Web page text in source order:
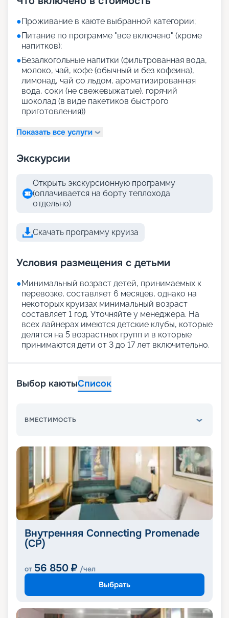
●Проживание в каюте выбранной категории;
●Питание по программе "все включено" (кроме
напитков);
●Безалкогольные напитки (фильтрованная вода,
молоко, чай, кофе (обычный и без кофеина),
лимонад, чай со льдом, ароматизированная
вода, соки (не свежевыжатые), горячий
шоколад (в виде пакетиков быстрого
приготовления))
Показать все услуги
Экскурсии
Открыть экскурсионную программу
(оплачивается на борту теплохода
отдельно)
Скачать программу круиза
Условия размещения с детьми
●Минимальный возраст детей, принимаемых к
перевозке, составляет 6 месяцев, однако на
некоторых круизах минимальный возраст
составляет 1 год. Уточняйте у менеджера. На
всех лайнерах имеются детские клубы, которые
делятся на 5 возрастных групп и в которые
принимаются дети от 3 до 17 лет включительно.
Выбор каютыСписок
ВМЕСТИМОСТЬ
Внутренняя Connecting Promenade
(CP)
от 56 850 ₽ /чел
Выбрать